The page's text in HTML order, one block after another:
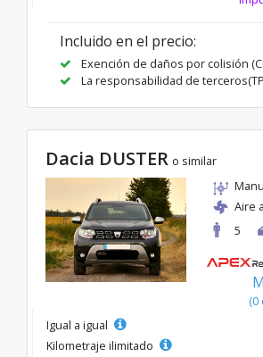
Incluido en el precio:
Exención de daños por colisión
La responsabilidad de
Dacia DUSTER o similar
Aire
5
(0
Igual a igual
Kilometraje ilimitado